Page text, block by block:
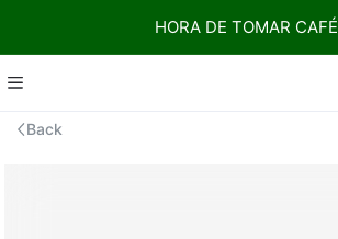
HORA DE TOMAR CAFÉ
Back